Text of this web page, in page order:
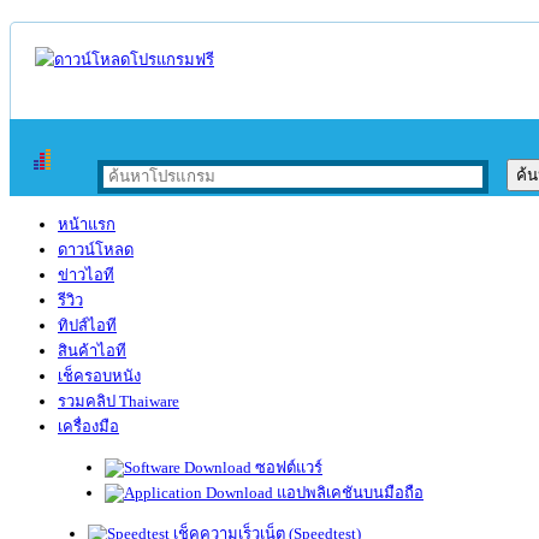
หน้าแรก
ดาวน์โหลด
ข่าวไอที
รีวิว
ทิปส์ไอที
สินค้าไอที
เช็ครอบหนัง
รวมคลิป Thaiware
เครื่องมือ
ซอฟต์แวร์
แอปพลิเคชันบนมือถือ
เช็คความเร็วเน็ต (Speedtest)